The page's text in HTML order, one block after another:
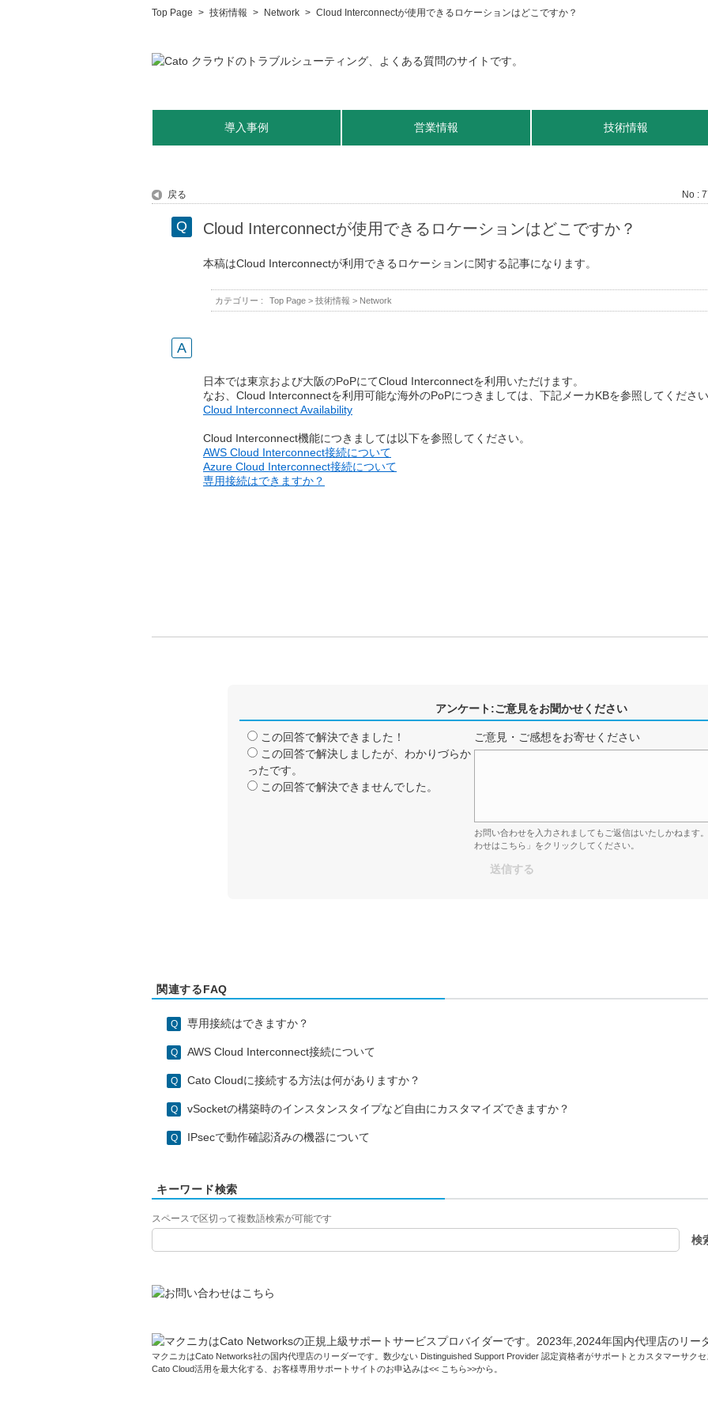
Top Page > 技術情報 > Network > Cloud Interconnectが使用できるロケーションはどこですか？
導入事例 営業情報 技術情報
戻る No :
Cloud Interconnectが使用できるロケーションはどこですか？
本稿はCloud Interconnectが利用できるロケーションに関する記事になります。
カテゴリー : Top Page > 技術情報 > Network
日本では東京および大阪のPoPにてCloud Interconnectを利用いただけます。
なお、Cloud Interconnectを利用可能な海外のPoPにつきましては、 下記メーカKBを参照してくださ
Cloud Interconnect Availability
Cloud Interconnect機能につきましては以下を参照してください。
AWS Cloud Interconnect接続について
Azure Cloud Interconnect接続について
専用接続はできますか？
アンケート:ご意見をお聞かせください
この回答で解決できました！
この回答で解決しましたが、わかりづらか
ったです。
この回答で解決できませんでした。
ご意見・ご感想をお寄せください
お問い合わせを入力されましてもご返信はいたしかねます
わせはこちら」をクリックしてください。
関連するFAQ
専用接続はできますか？
AWS Cloud Interconnect接続について
Cato Cloudに接続する方法は何がありますか？
vSocketの構築時のインスタンスタイプなど自由にカスタマイズできますか？
IPsecで動作確認済みの機器について
キーワード検索
スペースで区切って複数語検索が可能です
マクニカはCato Networks社の国内代理店のリーダーです。数少ない Distinguished Support Provider 認定資格者がサポートとカスタマーサク
Cato Cloud活用を最大化する、お客様専用サポートサイトのお申込みは<< こちら>>から。